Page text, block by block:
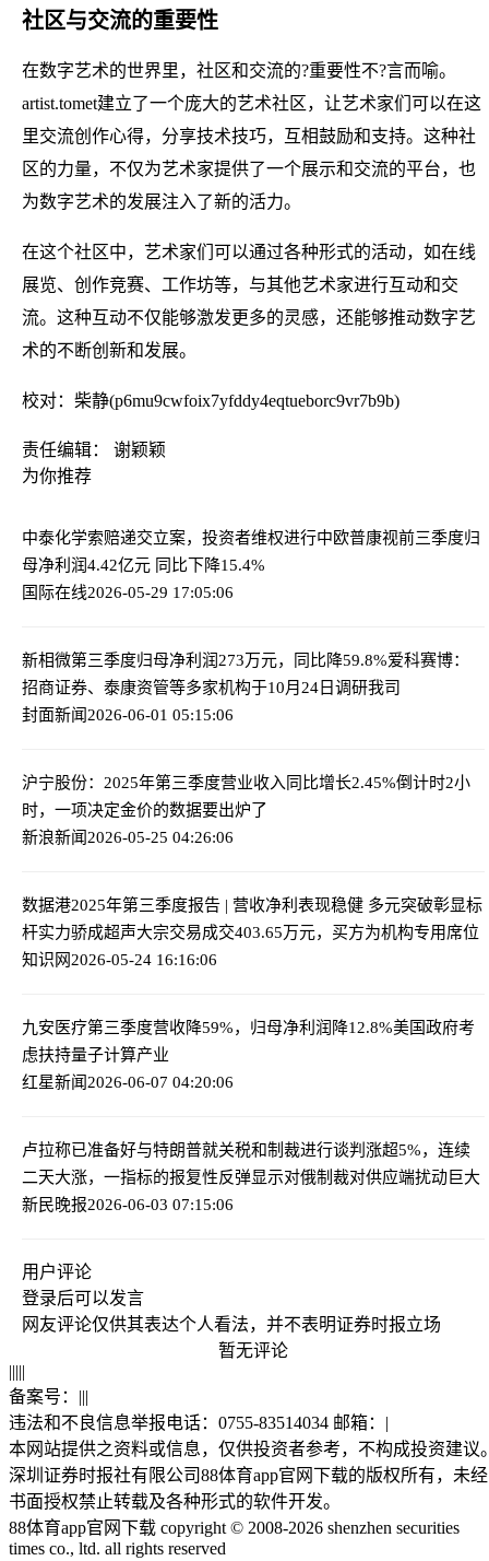
社区与交流的重要性
在数字艺术的世界里，社区和交流的?重要性不?言而喻。
artist.tomet建立了一个庞大的艺术社区，让艺术家们可以在这
里交流创作心得，分享技术技巧，互相鼓励和支持。这种社
区的力量，不仅为艺术家提供了一个展示和交流的平台，也
为数字艺术的发展注入了新的活力。
在这个社区中，艺术家们可以通过各种形式的活动，如在线
展览、创作竞赛、工作坊等，与其他艺术家进行互动和交
流。这种互动不仅能够激发更多的灵感，还能够推动数字艺
术的不断创新和发展。
校对：柴静(p6mu9cwfoix7yfddy4eqtueborc9vr7b9b)
责任编辑： 谢颖颖
为你推荐
中泰化学索赔递交立案，投资者维权进行中欧普康视前三季度归
母净利润4.42亿元 同比下降15.4%
国际在线2026-05-29 17:05:06
新相微第三季度归母净利润273万元，同比降59.8%爱科赛博：
招商证券、泰康资管等多家机构于10月24日调研我司
封面新闻2026-06-01 05:15:06
沪宁股份：2025年第三季度营业收入同比增长2.45%倒计时2小
时，一项决定金价的数据要出炉了
新浪新闻2026-05-25 04:26:06
数据港2025年第三季度报告 | 营收净利表现稳健 多元突破彰显标
杆实力骄成超声大宗交易成交403.65万元，买方为机构专用席位
知识网2026-05-24 16:16:06
九安医疗第三季度营收降59%，归母净利润降12.8%美国政府考
虑扶持量子计算产业
红星新闻2026-06-07 04:20:06
卢拉称已准备好与特朗普就关税和制裁进行谈判 涨超5%，连续
二天大涨，一指标的报复性反弹显示对俄制裁对供应端扰动巨大
新民晚报2026-06-03 07:15:06
用户评论
登录后可以发言
网友评论仅供其表达个人看法，并不表明证券时报立场
暂无评论
|||||
备案号： |||
违法和不良信息举报电话：0755-83514034 邮箱： |
本网站提供之资料或信息，仅供投资者参考，不构成投资建议
深圳证券时报社有限公司88体育app官网下载的版权所有，未经
书面授权禁止转载及各种形式的软件开发。
88体育app官网下载 copyright © 2008-2026 shenzhen securities
times co., ltd. all rights reserved